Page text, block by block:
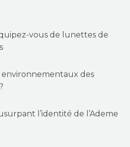
vous de lunettes de
des
l’identité de l’Ademe